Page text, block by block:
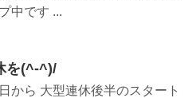
中です ...
を(^-^)/
から 大型連休後半のスタート